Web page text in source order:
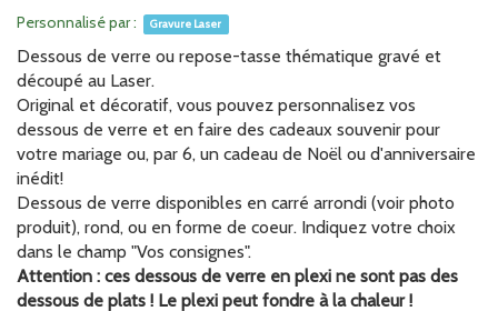
Personnalisé par : Gravure Laser
Dessous de verre ou repose-tasse thématique gravé et
découpé au Laser.
Original et décoratif, vous pouvez personnalisez vos
dessous de verre et en faire des cadeaux souvenir pour
votre mariage ou, par 6, un cadeau de Noël ou d'anniversaire
inédit!
Dessous de verre disponibles en carré arrondi (voir photo
produit), rond, ou en forme de coeur. Indiquez votre choix
dans le champ "Vos consignes".
Attention : ces dessous de verre en plexi ne sont pas des
dessous de plats ! Le plexi peut fondre à la chaleur !